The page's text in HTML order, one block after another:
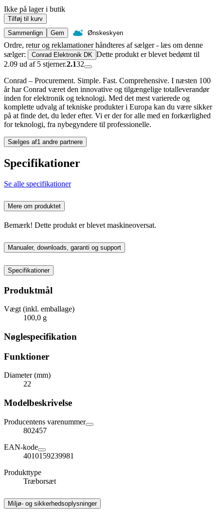
Ikke på lager i butik
Tilføj til kurv
Sammenlign
Gem Ønskeskyen
Ordre, retur og reklamationer håndteres af sælger - læs om denne
sælger:
Conrad Elektronik DK Dette produkt er blevet bedømt til
2.09 ud af 5 stjerner.2.132
Conrad – Procurement. Simple. Fast. Comprehensive. I næsten 100
år har Conrad været den innovative og tilgængelige totalleverandør
inden for elektronik og teknologi. Med det mest varierede og
komplette udvalg af tekniske produkter i Europa kan du være sikker
på at finde det, du leder efter. Vi er der for alle med en forkærlighed
for teknologi, fra nybegyndere til professionelle.
Sælges af1 andre partnere
Specifikationer
Se alle specifikationer
Mere om produktet
Bemærk! Dette produkt er blevet maskineoversat.
Manualer, downloads, garanti og support
Specifikationer
Produktmål
Vægt (inkl. emballage)
100,0 g
Nøglespecifikation
Funktioner
Diameter (mm)
22
Modelbeskrivelse
Producentens varenummer
802457
EAN-kode
4010159239981
Produkttype
Træborsæt
Miljø- og sikkerhedsoplysninger